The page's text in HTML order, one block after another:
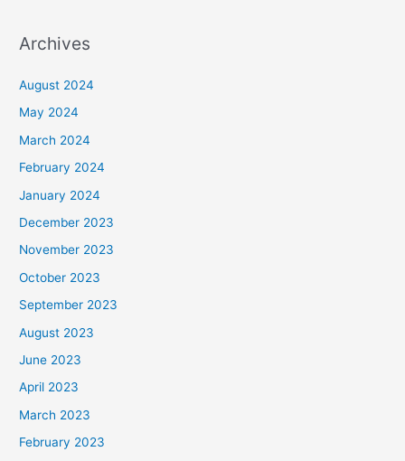
Archives
August 2024
May 2024
March 2024
February 2024
January 2024
December 2023
November 2023
October 2023
September 2023
August 2023
June 2023
April 2023
March 2023
February 2023